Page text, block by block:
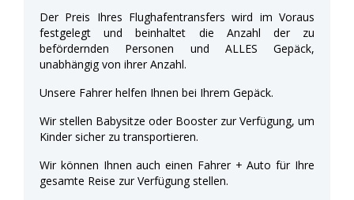
Der Preis Ihres Flughafentransfers wird im Voraus
festgelegt und beinhaltet die Anzahl der zu
befördernden Personen und ALLES Gepäck,
unabhängig von ihrer Anzahl.
Unsere Fahrer helfen Ihnen bei Ihrem Gepäck.
Wir stellen Babysitze oder Booster zur Verfügung, um
Kinder sicher zu transportieren.
Wir können Ihnen auch einen Fahrer + Auto für Ihre
gesamte Reise zur Verfügung stellen.